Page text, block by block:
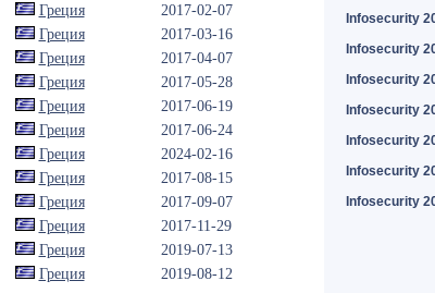
Греция
2017-02-07
Греция
2017-03-16
Греция
2017-04-07
Греция
2017-05-28
Греция
2017-06-19
Греция
2017-06-24
Греция
2024-02-16
Греция
2017-08-15
Греция
2017-09-07
Греция
2017-11-29
Греция
2019-07-13
Греция 2019-08-12
Infosecurity
Infosecurity
Infosecurity
Infosecurity
Infosecurity
Infosecurity
Infosecurity